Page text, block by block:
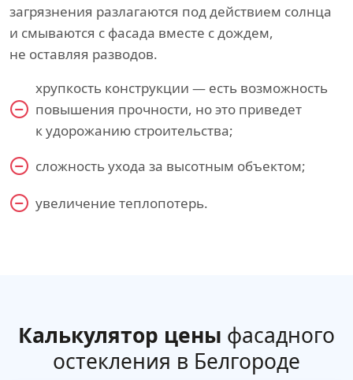
загрязнения разлагаются под действием солнца
и смываются с фасада вместе с дождем,
не оставляя разводов.
хрупкость конструкции — есть возможность
повышения прочности, но это приведет
к удорожанию строительства;
сложность ухода за высотным объектом;
увеличение теплопотерь.
Калькулятор цены фасадного
остекления в Белгородe